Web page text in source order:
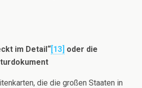
im Detail“[13] oder die
die die großen Staaten in